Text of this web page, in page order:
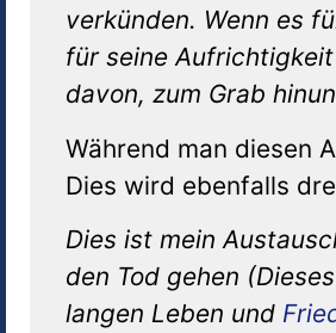
verkünden. Wenn es
für seine
davon, zum Grab
Während man diesen
Dies wird ebenfalls
Dies ist mein
den Tod gehen
langen Leben und